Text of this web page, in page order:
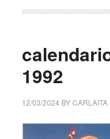
1992
12/03/2024 BYCARLAITA